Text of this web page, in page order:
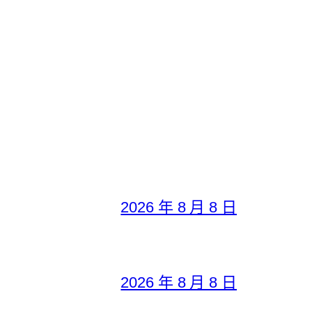
2026 年 8 月 8 日
2026 年 8 月 8 日